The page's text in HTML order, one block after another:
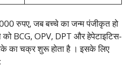
रुपए, जब बच्चे का जन्म पंजीकृत हो
को BCG, OPV, DPT और हेपेटाइटिस-
का चक्र शुरू होता है । इसके लिए